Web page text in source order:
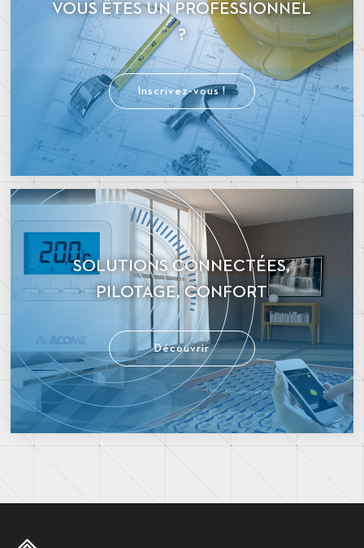
VOUS ÊTES UN PROFESSIONNEL
?
Inscrivez-vous !
SOLUTIONS CONNECTÉES,
PILOTAGE, CONFORT
Découvrir